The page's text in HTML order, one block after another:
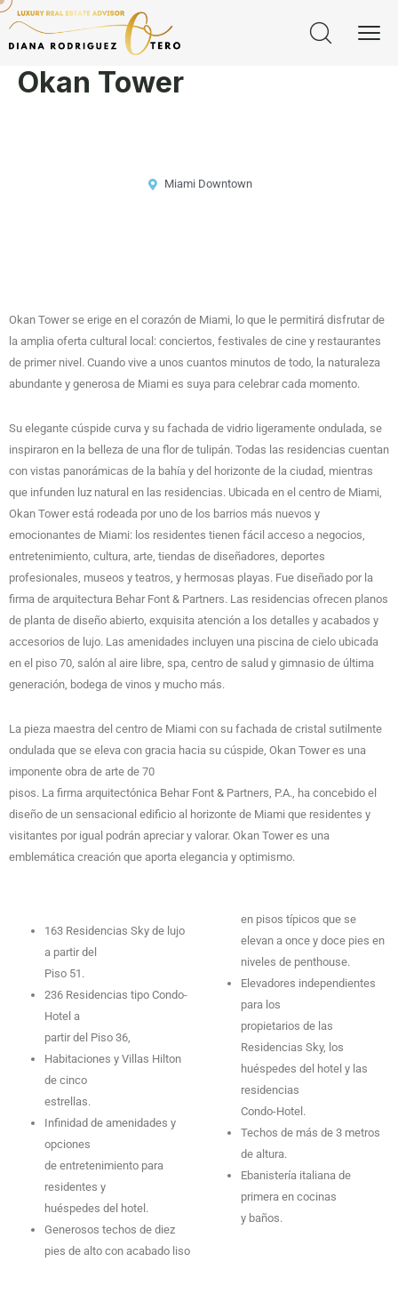
Okan Tower
Miami Downtown
Okan Tower se erige en el corazón de Miami, lo que le permitirá disfrutar de
la amplia oferta cultural local: conciertos, festivales de cine y restaurantes
de primer nivel. Cuando vive a unos cuantos minutos de todo, la naturaleza
abundante y generosa de Miami es suya para celebrar cada momento.
Su elegante cúspide curva y su fachada de vidrio ligeramente ondulada, se
inspiraron en la belleza de una flor de tulipán. Todas las residencias cuentan
con vistas panorámicas de la bahía y del horizonte de la ciudad, mientras
que infunden luz natural en las residencias. Ubicada en el centro de Miami,
Okan Tower está rodeada por uno de los barrios más nuevos y
emocionantes de Miami: los residentes tienen fácil acceso a negocios,
entretenimiento, cultura, arte, tiendas de diseñadores, deportes
profesionales, museos y teatros, y hermosas playas. Fue diseñado por la
firma de arquitectura Behar Font & Partners. Las residencias ofrecen planos
de planta de diseño abierto, exquisita atención a los detalles y acabados y
accesorios de lujo. Las amenidades incluyen una piscina de cielo ubicada
en el piso 70, salón al aire libre, spa, centro de salud y gimnasio de última
generación, bodega de vinos y mucho más.
La pieza maestra del centro de Miami con su fachada de cristal sutilmente
ondulada que se eleva con gracia hacia su cúspide, Okan Tower es una
imponente obra de arte de 70
pisos. La firma arquitectónica Behar Font & Partners, P.A., ha concebido el
diseño de un sensacional edificio al horizonte de Miami que residentes y
visitantes por igual podrán apreciar y valorar. Okan Tower es una
emblemática creación que aporta elegancia y optimismo.
163 Residencias Sky de lujo
a partir del
Piso 51.
236 Residencias tipo Condo-
Hotel a
partir del Piso 36,
Habitaciones y Villas Hilton
de cinco
estrellas.
Infinidad de amenidades y
opciones
de entretenimiento para
residentes y
huéspedes del hotel.
Generosos techos de diez
pies de alto con acabado liso
en pisos típicos que se
elevan a once y doce pies en
niveles de penthouse.
Elevadores independientes
para los
propietarios de las
Residencias Sky, los
huéspedes del hotel y las
residencias
Condo-Hotel.
Techos de más de 3 metros
de altura.
Ebanistería italiana de
primera en cocinas
y baños.